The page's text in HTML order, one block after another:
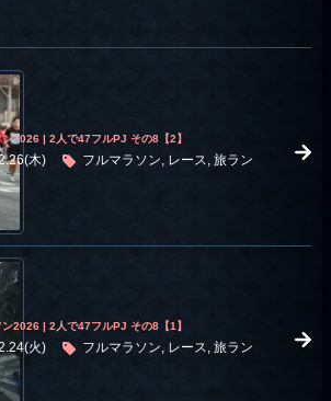
2026 | 2人で47フルPJ その8【2】
木) フルマラソン, レース, 旅ラン
2026 | 2人で47フルPJ その8【1】
火) フルマラソン, レース, 旅ラン